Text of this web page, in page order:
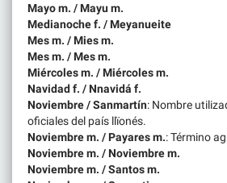
Mayo m. / Mayu m.
Medianoche f. / Meyanueite
Mes m. / Mies m.
Mes m. / Mes m.
Miércoles m. / Miércoles m.
Navidad f. / Nnavidá f.
Noviembre / Sanmartín: Nombre
oficiales del país llïonés.
Noviembre m. / Payares m.: Término
Noviembre m. / Noviembre m.
Noviembre m. / Santos m.